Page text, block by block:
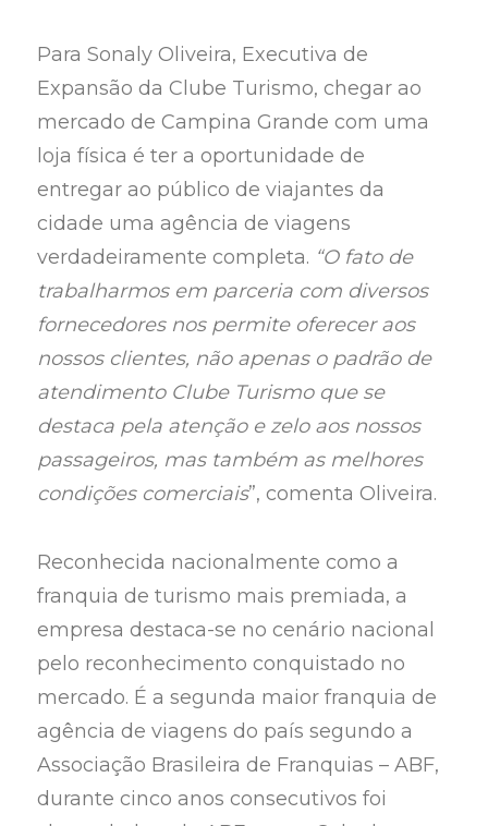
Para Sonaly Oliveira, Executiva de
Expansão da Clube Turismo, chegar ao
mercado de Campina Grande com uma
loja física é ter a oportunidade de
entregar ao público de viajantes da
cidade uma agência de viagens
verdadeiramente completa. “O fato de
trabalharmos em parceria com diversos
fornecedores nos permite oferecer aos
nossos clientes, não apenas o padrão de
atendimento Clube Turismo que se
destaca pela atenção e zelo aos nossos
passageiros, mas também as melhores
condições comerciais”, comenta Oliveira.
Reconhecida nacionalmente como a
franquia de turismo mais premiada, a
empresa destaca-se no cenário nacional
pelo reconhecimento conquistado no
mercado. É a segunda maior franquia de
agência de viagens do país segundo a
Associação Brasileira de Franquias – ABF,
durante cinco anos consecutivos foi